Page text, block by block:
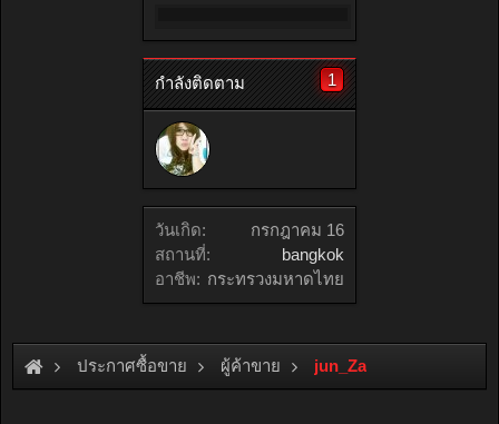
กำลังติดตาม 1
วันเกิด:
กรกฎาคม 16
สถานที่:
bangkok
อาชีพ: กระทรวงมหาดไทย
ประกาศซื้อขาย ผู้ค้าขาย jun_Za